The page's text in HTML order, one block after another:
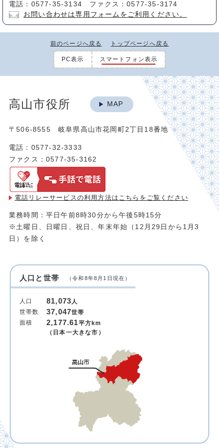
電話：0577-35-3134 ファクス：0577-35-3174
お問い合わせは専用フォームをご利用ください。
前のページへ戻る トップページへ戻る
PC表示 スマートフォン表示
高山市役所 MAP
〒506-8555 岐阜県高山市花岡町2丁目18番地
電話：0577-32-3333
ファクス：0577-35-3162
電話リレーサービスの利用方法は こちらをご覧ください
業務時間：平日午前8時30分から午後5時15分
※土曜日、日曜日、祝日、年末年始（12月29日から1月3
日）を除く
人口と世帯 （令和8年8月1日現在）
人口 81,073人
世帯数
37,047世帯
面積
2,177.61平方km
（日本一大きな市）